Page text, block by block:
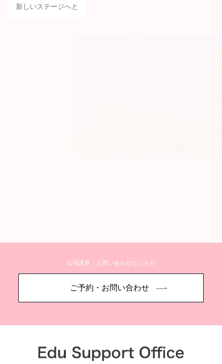
新しいステージへと
詳しく見る
出張講座・お問い合わせはこちら
ご予約・お問い合わせ